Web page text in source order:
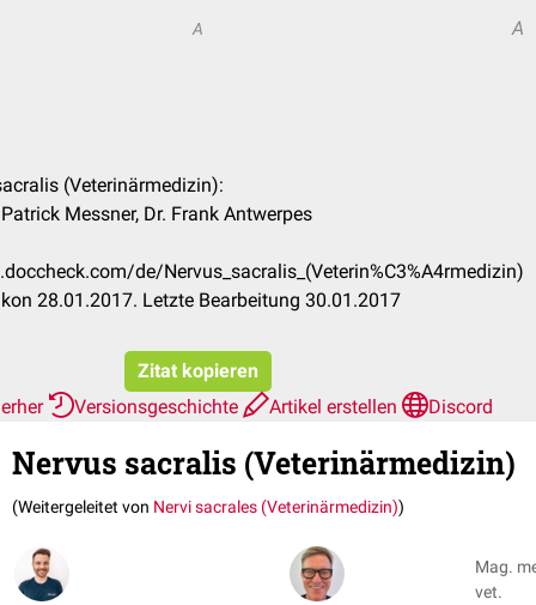
A A
(Veterinärmedizin):
Messner, Dr. Frank Antwerpes
de/Nervus_sacralis_(Veterin%C3%A4rmedizin)
28.01.2017. Letzte Bearbeitung 30.01.2017
Zitat kopieren
Versionsgeschichte Artikel erstellen Discord
Nervus sacralis (Veterinärmedizin)
(Weitergeleitet von Nervi sacrales (Veterinärmedizin))
Mag.
vet.